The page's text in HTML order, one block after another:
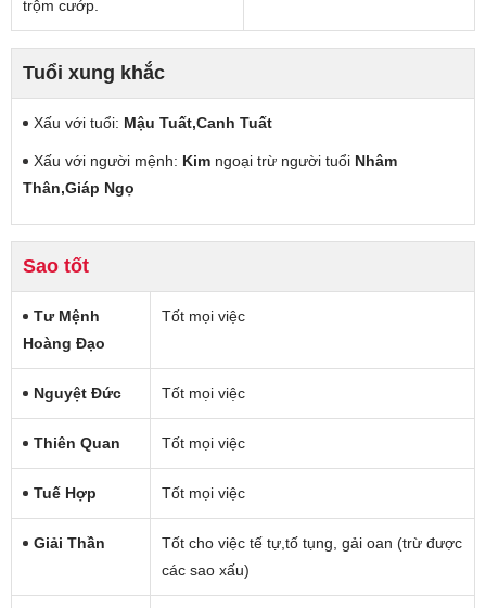
trộm cướp.
Tuổi xung khắc
Xấu với tuổi: Mậu Tuất,Canh Tuất
Xấu với người mệnh: Kim ngoại trừ người tuổi Nhâm
Thân,Giáp Ngọ
Sao tốt
Tư Mệnh
Hoàng Đạo
Tốt mọi việc
Nguyệt Đức Tốt mọi việc
Thiên Quan Tốt mọi việc
Tuế Hợp Tốt mọi việc
Giải Thần
Tốt cho việc tế tự,tố tụng, gải oan (trừ được
các sao xấu)